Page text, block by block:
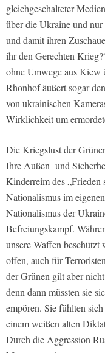
gleichgeschalteter
über die Ukraine und nur
und damit ihren
ihr den Gerechten
ohne Umwege aus Kiew
Rhonhof äußert sogar
von ukrainischen
Wirklichkeit um
Die Kriegslust der
Ihre Außen- und
Kinderreim des „Frieden
Nationalismus im
Nationalismus der
Befreiungskampf.
unsere Waffen beschützt
offen, auch für
der Grünen gilt aber
denn dann müssten sie
empören. Sie fühlten
einem weißen alten
Durch die Aggression